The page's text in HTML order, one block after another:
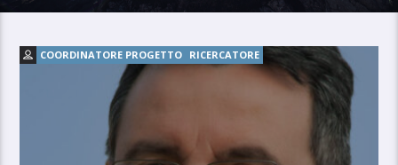
COORDINATORE PROGETTO RICERCATORE